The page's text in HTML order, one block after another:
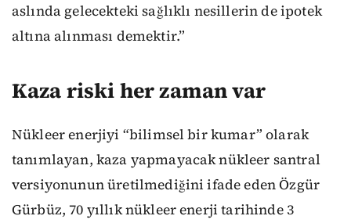
aslında gelecekteki sağlıklı nesillerin de ipotek
altına alınması demektir.”
Kaza riski her zaman var
Nükleer enerjiyi “bilimsel bir kumar” olarak
tanımlayan, kaza yapmayacak nükleer santral
versiyonunun üretilmediğini ifade eden Özgür
Gürbüz, 70 yıllık nükleer enerji tarihinde 3